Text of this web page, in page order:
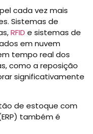
cada vez mais
Sistemas de
RFID e sistemas de
em nuvem
tempo real dos
como a reposição
significativamente
de estoque com
também é